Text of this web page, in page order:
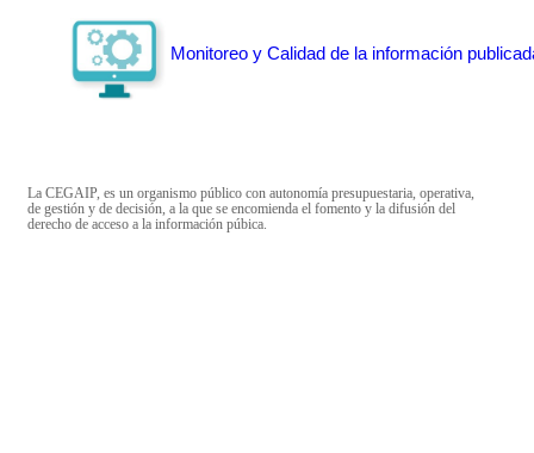
Monitoreo y Calidad de la información
La CEGAIP, es un organismo público con autonomía presupuestaria, operativa,
de gestión y de decisión, a la que se encomienda el fomento y la difusión del
derecho de acceso a la información púbica.